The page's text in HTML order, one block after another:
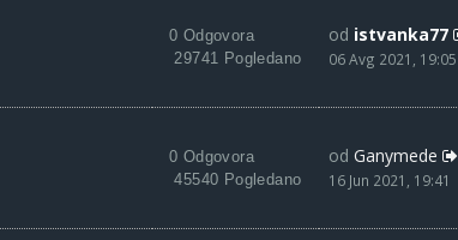
0 Odgovora
29741 Pogledano
od istvanka77
06 Avg 2021, 19:05
0 Odgovora
45540 Pogledano
od Ganymede
16 Jun 2021, 19:41